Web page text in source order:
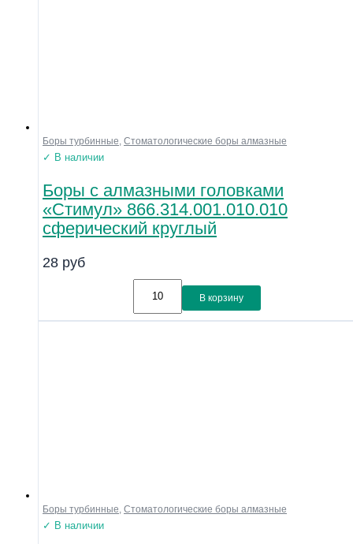
Боры турбинные, Стоматологические боры алмазные
✓ В наличии
Боры с алмазными головками
«Стимул» 866.314.001.010.010
сферический круглый
28 руб
В корзину
Боры турбинные Стоматологические боры алмазные
✓ В наличии